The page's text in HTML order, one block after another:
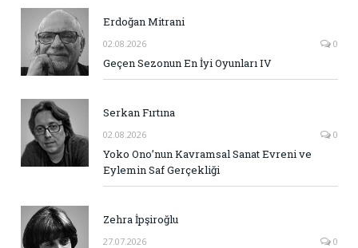
Erdoğan Mitrani
02.08.2026 0
Geçen Sezonun En İyi Oyunları IV
Serkan Fırtına
02.08.2026 0
Yoko Ono’nun Kavramsal Sanat Evreni ve
Eylemin Saf Gerçekliği
Zehra İpşiroğlu
27.07.2026 0